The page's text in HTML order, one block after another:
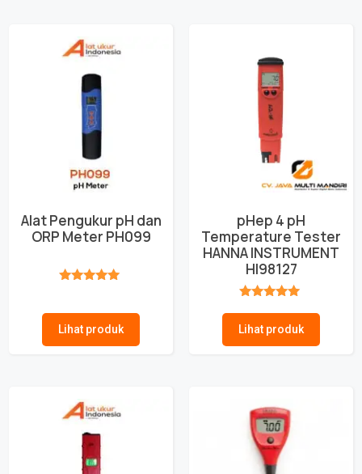
Alat Pengukur pH dan
ORP Meter PH099
Lihat produk
pHep 4 pH
Temperature Tester
HANNA INSTRUMENT
HI98127
Lihat produk